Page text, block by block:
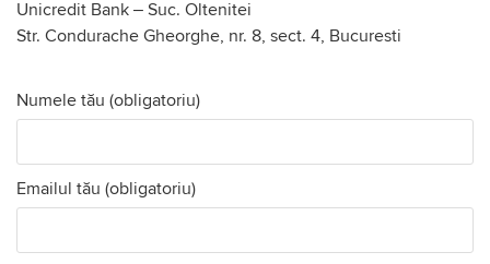
Unicredit Bank – Suc. Oltenitei
Str. Condurache Gheorghe, nr. 8, sect. 4, Bucuresti
Numele tău (obligatoriu)
Emailul tău (obligatoriu)